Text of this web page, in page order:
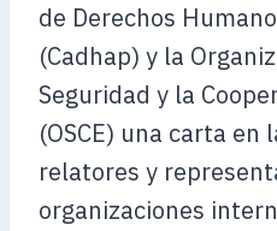
de Derechos
(Cadhap) y la
Seguridad y la
(OSCE) una carta en
relatores y
organizaciones